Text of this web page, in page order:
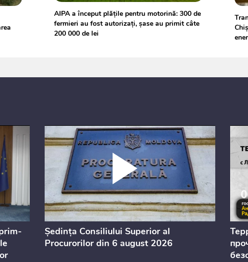
AIPA a început plățile pentru motorină: 300 de
fermieri au fost autorizați, șase au primit câte
200 000 de lei
Ședința Consiliului Superior al
Procurorilor din 6 august 2026